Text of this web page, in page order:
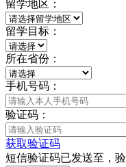
留学地区：
留学目标：
所在省份：
手机号码：
验证码：
获取验证码
短信验证码已发送至 ，